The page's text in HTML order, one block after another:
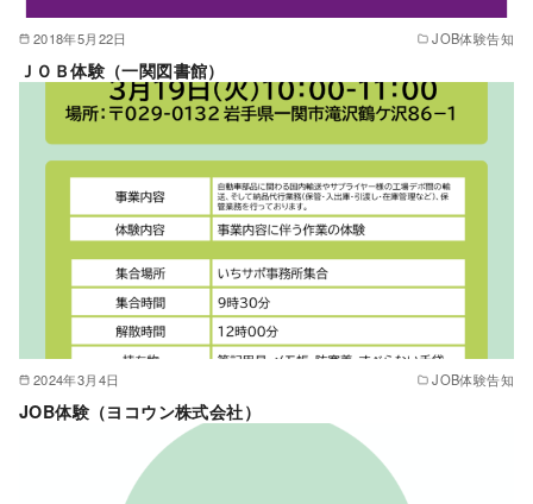
2018年5月22日 JOB体験告知
ＪＯＢ体験（一関図書館）
2024年3月4日 JOB体験告知
JOB体験（ヨコウン株式会社）